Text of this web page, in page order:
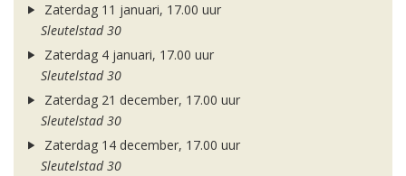
Zaterdag 11 januari, 17.00 uur
Sleutelstad 30
Zaterdag 4 januari, 17.00 uur
Sleutelstad 30
Zaterdag 21 december, 17.00 uur
Sleutelstad 30
Zaterdag 14 december, 17.00 uur
Sleutelstad 30